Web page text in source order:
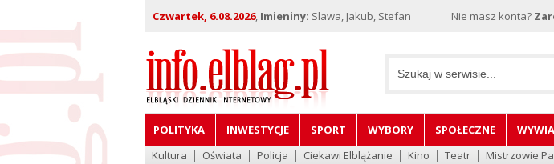
Czwartek, 6.08.2026, Imieniny: Slawa, Jakub, Stefan Nie masz konta?
POLITYKA INWESTYCJE SPORT WYBORY SPOŁECZNE
Kultura
Oświata Policja Ciekawi Elblążanie Kino Teatr Mistrzowie